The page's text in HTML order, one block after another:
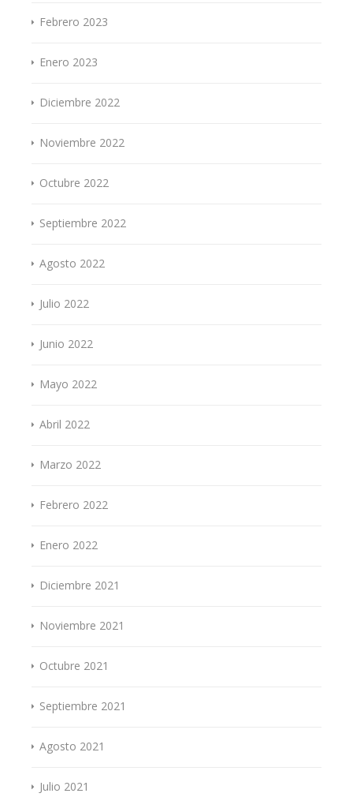
Febrero 2023
Enero 2023
Diciembre 2022
Noviembre 2022
Octubre 2022
Septiembre 2022
Agosto 2022
Julio 2022
Junio 2022
Mayo 2022
Abril 2022
Marzo 2022
Febrero 2022
Enero 2022
Diciembre 2021
Noviembre 2021
Octubre 2021
Septiembre 2021
Agosto 2021
Julio 2021